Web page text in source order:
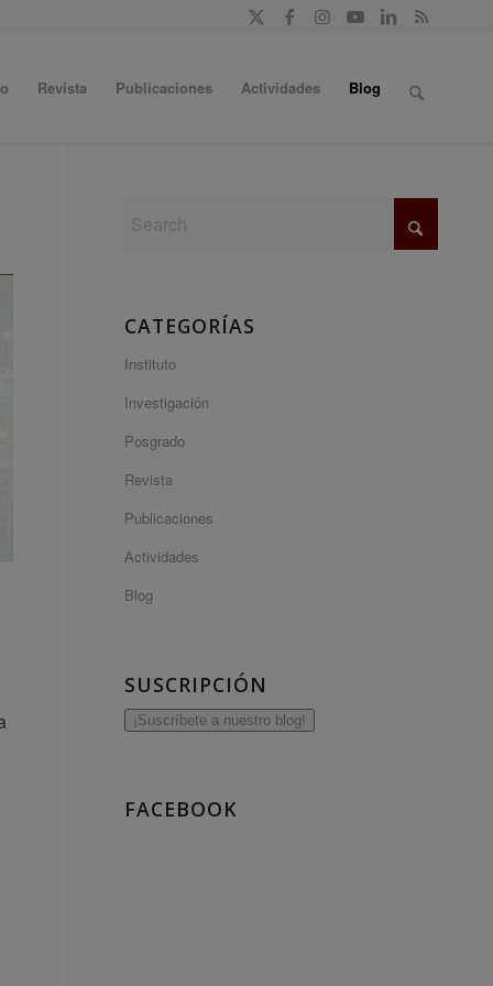
Revista Publicaciones Actividades Blog
CATEGORÍAS
Instituto
Investigación
Posgrado
Revista
Publicaciones
Actividades
Blog
SUSCRIPCIÓN
¡Suscríbete a nuestro blog!
FACEBOOK